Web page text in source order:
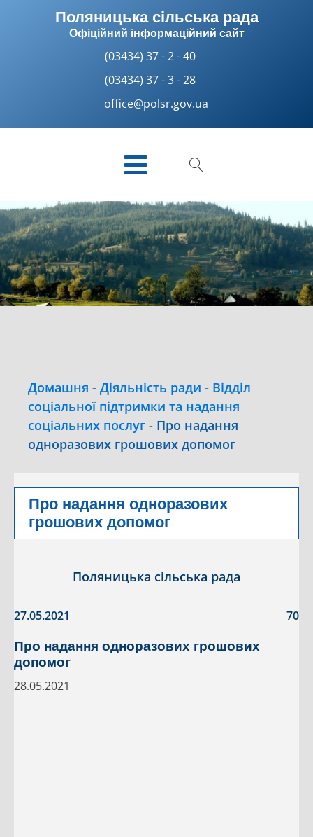
Поляницька сільська рада
Офіційний інформаційний сайт
(03434) 37 - 2 - 40
(03434) 37 - 3 - 28
office@polsr.gov.ua
Домашня - Діяльність ради - Відділ
соціальної підтримки та надання
соціальних послуг - Про надання
одноразових грошових допомог
Про надання одноразових
грошових допомог
Поляницька сільська рада
27.05.2021 70
Про надання одноразових грошових
допомог
28.05.2021